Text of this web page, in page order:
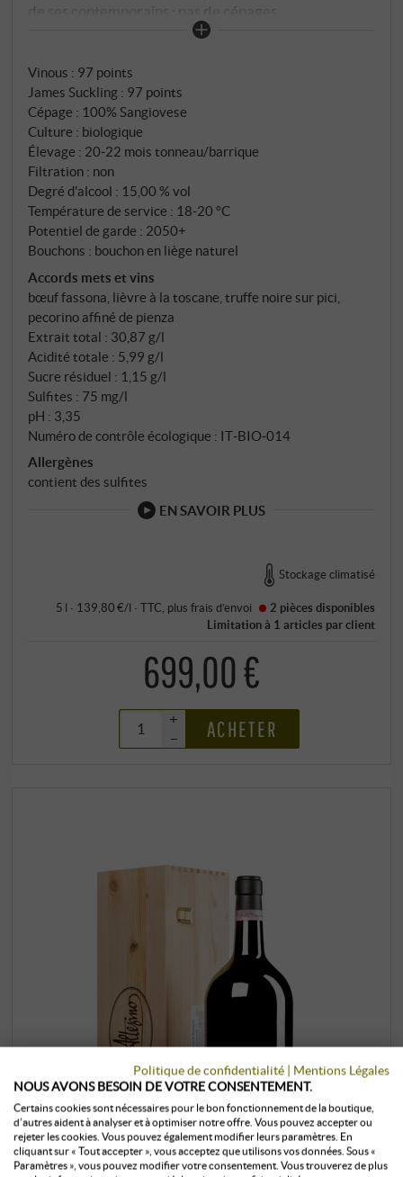
de ses contemporains : pas de cépages
internationaux, pas de modernisation de l'étiquette,
issu d'un seul vignoble, d'un seul cépage. Le
Sangiovese. San Giusto a Rentennano. – Percarlo a
fait ses débuts avec le millésime 1983 – et a
immédiatement commencé à réécrire l'histoire du
Chianti Classico. La philosophie du vin est celle de son
créateur : le vignoble avant la cave. Les raisins
destinés au Percarlo ne sont pas sélectionnés par
parcelle, mais chaque cageot, chaque pied de vigne,
chaque emplacement est contrôlé. Le rendement est
d'un kilogramme par pied. C'est l'approche adoptée
depuis 2001, car Martini di Cigala a constaté à quel
point le Sangiovese pouvait varier d'une vigne à
l'autre, même au sein d'une même parcelle. Les sols
qui ont inspiré le Percarlo datent principalement du
Pliocène : des couches de sable et de cailloux, d'une
profondeur de deux à cinq mètres, reposant sur un lit
d'argile. Minéraux, bien drainés, ils ont la capacité de
"dialoguer" avec le Sangiovese au fil des années.
Vinous : 97 points
James Suckling : 97 points
Cépage : 100% Sangiovese
Culture : biologique
Élevage : 20‑22 mois tonneau/barrique
Filtration : non
Degré d'alcool : 15,00 % vol
Température de service : 18‑20 °C
Potentiel de garde : 2050+
Bouchons : bouchon en liège naturel
Accords mets et vins
bœuf fassona, lièvre à la toscane, truffe noire sur pici,
pecorino affiné de pienza
Extrait total : 30,87 g/l
Acidité totale : 5,99 g/l
Sucre résiduel : 1,15 g/l
Sulfites : 75 mg/l
pH : 3,35
Numéro de contrôle écologique : IT‑BIO‑014
Allergènes
contient des sulfites
EN SAVOIR PLUS
Stockage climatisé
5 l · 139,80 €/l ·TTC , plusfrais d’envoi 2 pièces disponibles
Limitation à 1 articles par client
699,00 €
+
–
ACHETER
Politique de confidentialité | Mentions Légales
NOUS AVONS BESOIN DE VOTRE CONSENTEMENT.
Certains cookies sont nécessaires pour le bon fonctionnement de la boutique,
d’autres aident à analyser et à optimiser notre offre. Vous pouvez accepter ou
rejeter les cookies. Vous pouvez également modifier leurs paramètres. En
cliquant sur « Tout accepter », vous acceptez que utilisons vos données. Sous «
Paramètres », vous pouvez modifier votre consentement. Vous trouverez de plus